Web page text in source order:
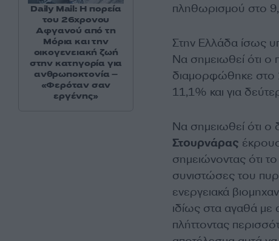
πληθωρισμού στο
Στην Ελλάδα ίσως
Να σημειωθεί ότι ο
διαμορφώθηκε στο
11,1% και για
Να σημειωθεί ότι ο
Στουρνάρας
σημειώνοντας ότι
συνιστώσες του
ενεργειακά
ιδίως στα αγαθά με
πλήττοντας
Daily Mail: Η πορεία
του 26χρονου
Αφγανού από τη
Μόρια και την
οικογενειακή ζωή
στην κατηγορία για
ανθρωποκτονία –
«Φερόταν σαν
εργένης»